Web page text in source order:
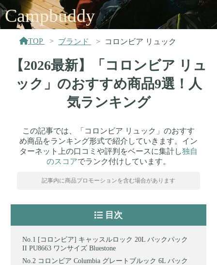
Campbuddy
TOP ブランド コロンビア リュック
【2026最新】「コロンビア リュ
ック」のおすすめ商品9選！人
気ランキング
この記事では、「コロンビア リュック」のおすす
め商品をランキング形式で紹介していきます。イン
ターネット上の口コミや評判をベースに集計し独自
のスコアでランク付けしています。
記事内に商品プロモーションを含む場合があります
目次
[コロンビア] キャッスルロック 20L バックパック
II PU8663 ワンサイズ Bluestone
コロンビア Columbia グレートブルック 6L バック